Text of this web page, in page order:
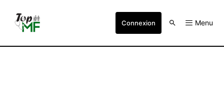
Connexion Menu